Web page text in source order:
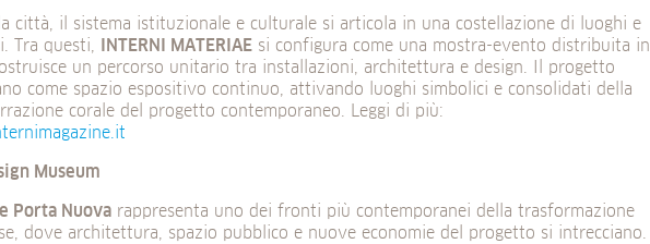
città, il sistema istituzionale e culturale si articola in una costellazione di luoghi e
Tra questi,
INTERNI MATERIAE si configura come una mostra-evento distribuita in
un percorso unitario tra installazioni, architettura e design. Il progetto
come spazio espositivo continuo, attivando luoghi simbolici e consolidati della
corale del progetto contemporaneo. Leggi di più:
Museum
e Porta Nuova rappresenta uno dei fronti più contemporanei della trasformazione
dove architettura, spazio pubblico e nuove economie del progetto si intrecciano.